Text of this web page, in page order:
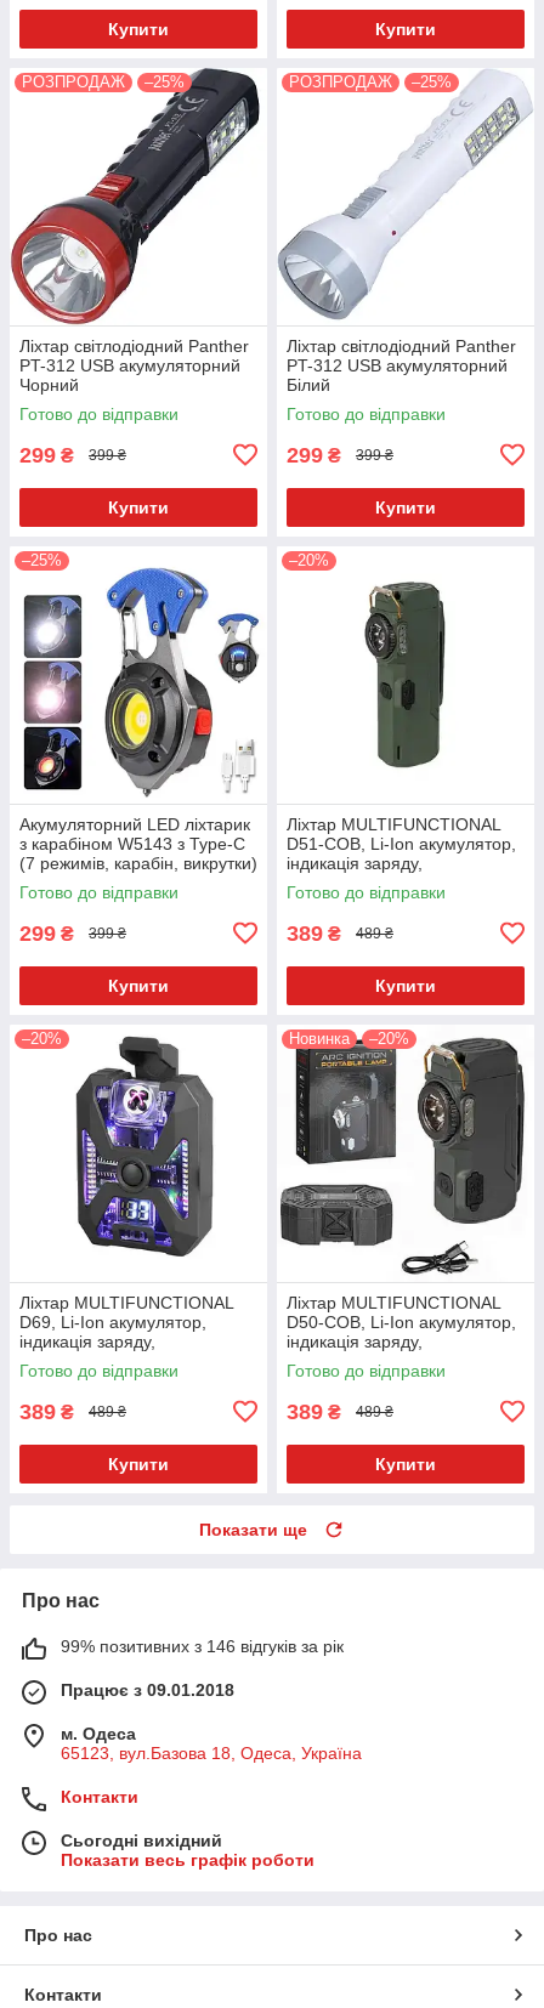
Купити Купити
РОЗПРОДАЖ –25%
Ліхтар світлодіодний Panther
PT-312 USB акумуляторний
Чорний
Готово до відправки
299 ₴ 399 ₴
Купити
РОЗПРОДАЖ –25%
Ліхтар світлодіодний Panther
PT-312 USB акумуляторний
Білий
Готово до відправки
299 ₴ 399 ₴
Купити
–25%
Акумуляторний LED ліхтарик
з карабіном W5143 з Type-C
(7 режимів, карабін, викрутки)
Готово до відправки
299 ₴ 399 ₴
Купити
–20%
Ліхтар MULTIFUNCTIONAL
D51-COB, Li-Ion акумулятор,
індикація заряду,
запальничка, ЗУ Type-C
Зелений
Готово до відправки
389 ₴ 489 ₴
Купити
–20%
Ліхтар MULTIFUNCTIONAL
D69, Li-Ion акумулятор,
індикація заряду,
запальничка, ЗУ Type-C,Box
Готово до відправки
389 ₴ 489 ₴
Купити
Новинка –20%
Ліхтар MULTIFUNCTIONAL
D50-COB, Li-Ion акумулятор,
індикація заряду,
запальничка, ЗУ Type-C,Box
Чорний
Готово до відправки
389 ₴ 489 ₴
Купити
Показати ще
Про нас
99% позитивних з 146 відгуків за рік
Працює з 09.01.2018
м. Одеса
65123, вул.Базова 18, Одеса, Україна
Контакти
Сьогодні вихідний
Показати весь графік роботи
Про нас
Контакти